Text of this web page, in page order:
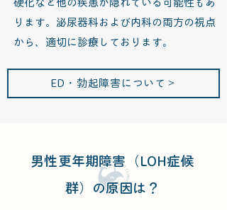
硬化など他の疾患が隠れている可能性もあ
ります。泌尿器科および内科の両方の視点
から、適切に診療しております。
ED・勃起障害について＞
男性更年期障害（LOH症候
群） の原因は？